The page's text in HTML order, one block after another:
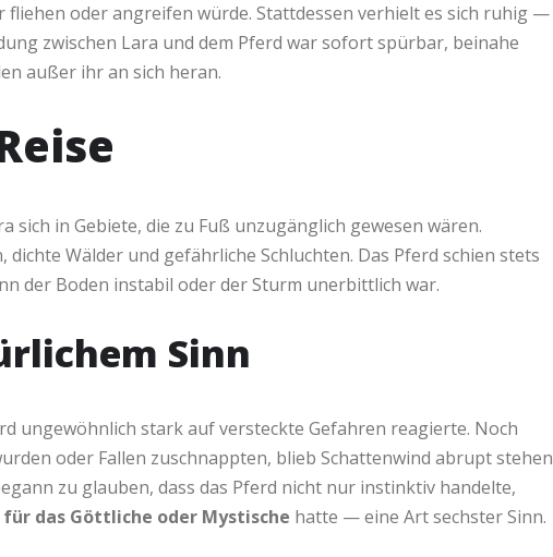
fliehen oder angreifen würde. Stattdessen verhielt es sich ruhig —
zwischen Lara und dem Pferd war sofort spürbar, beinahe
außer ihr an sich heran.
sich in Gebiete, die zu Fuß unzugänglich gewesen wären.
Wälder und gefährliche Schluchten. Das Pferd schien stets
der Boden instabil oder der Sturm unerbittlich war.
Sinn
ungewöhnlich stark auf versteckte Gefahren reagierte. Noch
oder Fallen zuschnappten, blieb Schattenwind abrupt stehen
zu glauben, dass das Pferd nicht nur instinktiv handelte,
das Göttliche oder Mystische hatte — eine Art sechster Sinn.